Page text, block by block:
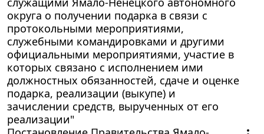
округа о получении подарка в связи с
протокольными мероприятиями,
служебными командировками и другими
официальными мероприятиями, участие в
которых связано с исполнением ими
должностных обязанностей, сдаче и оценке
подарка, реализации (выкупе) и
зачислении средств, вырученных от его
реализации"